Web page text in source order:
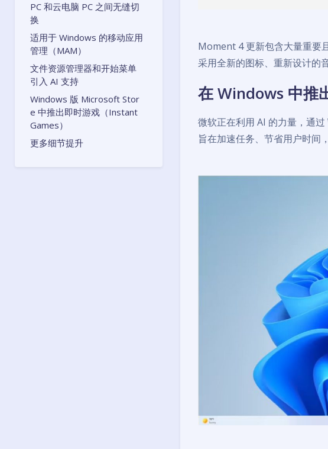
PC 和云电脑 PC 之间无缝切
换
适用于 Windows 的移动应用
管理（MAM）
文件资源管理器和开始菜单
引入 AI 支持
Windows 版 Microsoft Stor
e 中推出即时游戏（Instant
Games）
更多细节提升
Moment 4 更新包含大量重要
采用全新的图标、重新设计的
在 Windows 中推
微软正在利用 AI 的力量，通
旨在加速任务、节省用户时间